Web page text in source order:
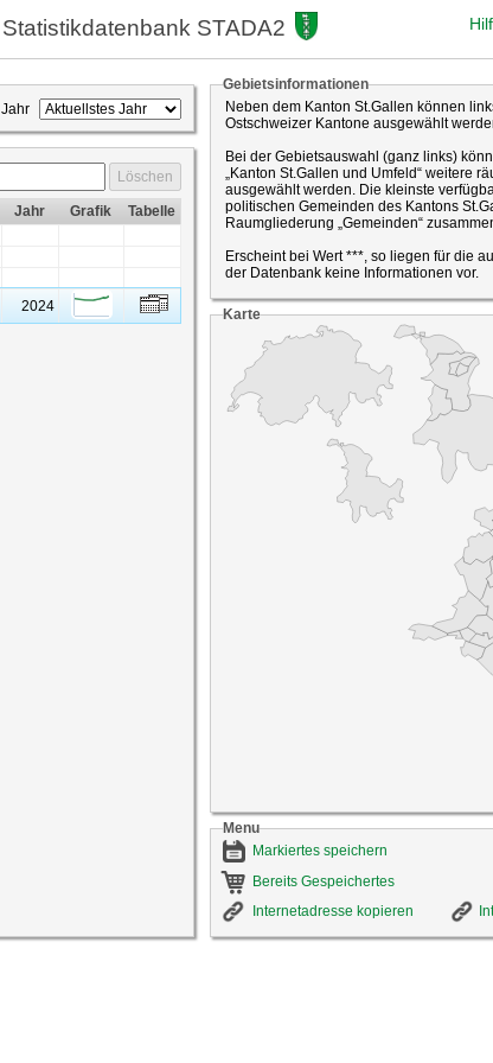
Statistikdatenbank STADA2
Jahr
Löschen
Jahr Grafik
Tabelle
2024
Gebietsinformationen
Neben dem Kanton St.Gallen können
Ostschweizer Kantone ausgewählt
Bei der Gebietsauswahl (ganz links)
„Kanton St.Gallen und Umfeld“ weitere
ausgewählt werden. Die kleinste
politischen Gemeinden des Kantons
Raumgliederung „Gemeinden“
Erscheint bei Wert ***, so liegen für die
der Datenbank keine Informationen vor.
Karte
Menu
Markiertes speichern
Bereits Gespeichertes
Internetadresse kopieren